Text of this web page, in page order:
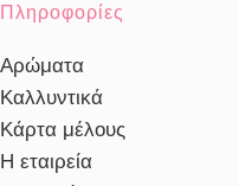
Πληροφορίες
Αρώματα
Καλλυντικά
Κάρτα μέλους
Η εταιρεία